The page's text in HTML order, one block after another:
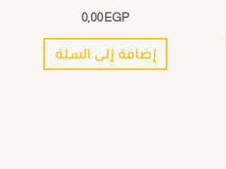
0,00 EGP
إضافة إلى السلة